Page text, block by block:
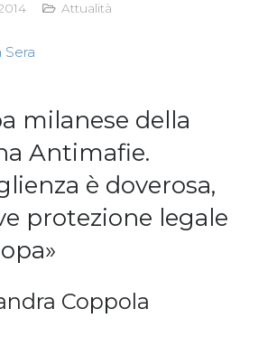
Attualità
Sera
milanese della
Antimafie.
è doverosa,
protezione legale
Coppola